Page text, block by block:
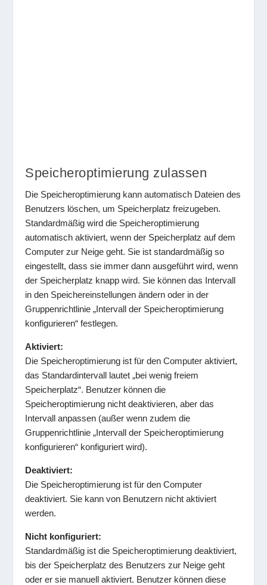
Speicheroptimierung zulassen
Die Speicheroptimierung kann automatisch Dateien des
Benutzers löschen, um Speicherplatz freizugeben.
Standardmäßig wird die Speicheroptimierung
automatisch aktiviert, wenn der Speicherplatz auf dem
Computer zur Neige geht. Sie ist standardmäßig so
eingestellt, dass sie immer dann ausgeführt wird, wenn
der Speicherplatz knapp wird. Sie können das Intervall
in den Speichereinstellungen ändern oder in der
Gruppenrichtlinie „Intervall der Speicheroptimierung
konfigurieren“ festlegen.
Aktiviert:
Die Speicheroptimierung ist für den Computer aktiviert,
das Standardintervall lautet „bei wenig freiem
Speicherplatz“. Benutzer können die
Speicheroptimierung nicht deaktivieren, aber das
Intervall anpassen (außer wenn zudem die
Gruppenrichtlinie „Intervall der Speicheroptimierung
konfigurieren“ konfiguriert wird).
Deaktiviert:
Die Speicheroptimierung ist für den Computer
deaktiviert. Sie kann von Benutzern nicht aktiviert
werden.
Nicht konfiguriert:
Standardmäßig ist die Speicheroptimierung deaktiviert,
bis der Speicherplatz des Benutzers zur Neige geht
oder er sie manuell aktiviert. Benutzer können diese